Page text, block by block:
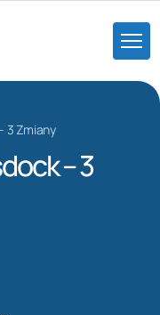
3 Zmiany
– 3